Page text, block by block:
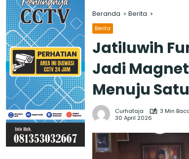
Beranda Berita
Berita
Jatiluwih
Jadi
Menuju
Curhataja
3 Min
30 April 2026